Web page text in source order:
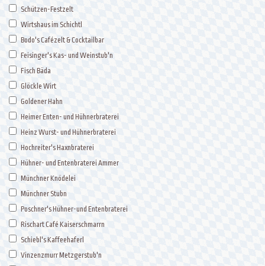
Schützen-Festzelt
Wirtshaus im Schichtl
Bodo's Cafézelt & Cocktailbar
Feisinger's Kas- und Weinstub'n
Fisch Bäda
Glöckle Wirt
Goldener Hahn
Heimer Enten- und Hühnerbraterei
Heinz Wurst- und Hühnerbraterei
Hochreiter's Haxnbraterei
Hühner- und Entenbraterei Ammer
Münchner Knödelei
Münchner Stubn
Poschner's Hühner-und Entenbraterei
Rischart Café Kaiserschmarrn
Schiebl's Kaffeehaferl
Vinzenzmurr Metzgerstub'n